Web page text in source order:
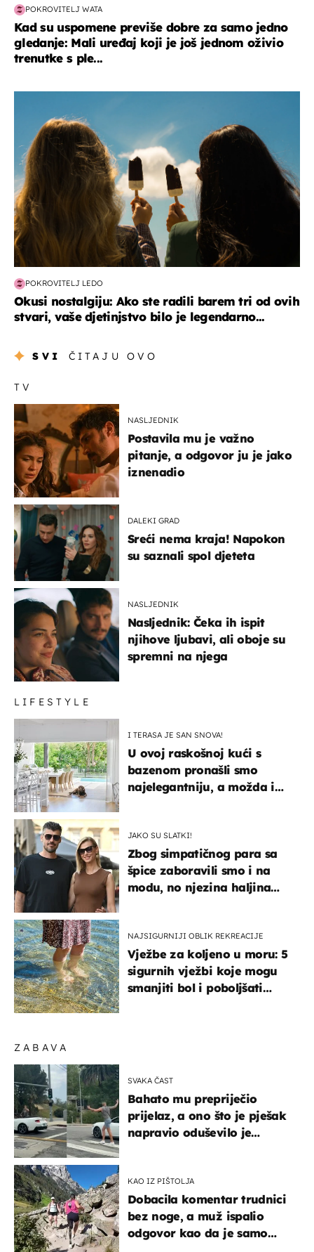
POKROVITELJ WATA
Kad su uspomene previše dobre za samo jedno
gledanje: Mali uređaj koji je još jednom oživio
trenutke s ple...
POKROVITELJ LEDO
Okusi nostalgiju: Ako ste radili barem tri od ovih
stvari, vaše djetinjstvo bilo je legendarno...
SVI ČITAJU OVO
ZABAVA
SVAKA ČAST
Bahato mu prepriječio
prijelaz, a ono što je pješak
napravio oduševilo je
KAO IZ PIŠTOLJA
Dobacila komentar trudnici
bez noge, a muž ispalio
odgovor kao da je samo
TV
NASLJEDNIK
Postavila mu je važno
pitanje, a odgovor ju je jako
iznenadio
DALEKI GRAD
Sreći nema kraja! Napokon
su saznali spol djeteta
NASLJEDNIK
Nasljednik: Čeka ih ispit
njihove ljubavi, ali oboje su
spremni na njega
LIFESTYLE
I TERASA JE SAN SNOVA!
U ovoj raskošnoj kući s
bazenom pronašli smo
najelegantniju, a možda i
JAKO SU SLATKI!
Zbog simpatičnog para sa
špice zaboravili smo i na
modu, no njezina haljina
NAJSIGURNIJI OBLIK REKREACIJE
Vježbe za koljeno u moru: 5
sigurnih vježbi koje mogu
smanjiti bol i poboljšati